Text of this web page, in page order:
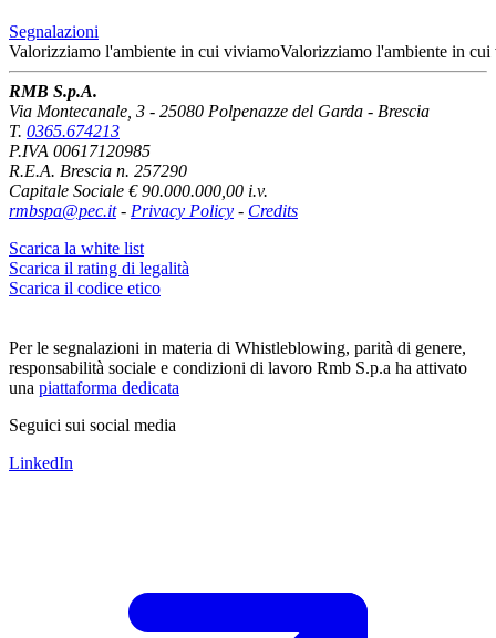
Segnalazioni
Valorizziamo l'ambiente in cui viviamoValorizziamo l'ambiente in cui
RMB S.p.A.
Via Montecanale, 3 - 25080 Polpenazze del Garda - Brescia
T. 0365.674213
P.IVA 00617120985
R.E.A. Brescia n. 257290
Capitale Sociale € 90.000.000,00 i.v.
rmbspa@pec.it- Privacy Policy - Credits
Scarica la white list
Scarica il rating di legalità
Scarica il codice etico
Per le segnalazioni in materia di Whistleblowing, parità di genere,
responsabilità sociale e condizioni di lavoro Rmb S.p.a ha attivato
una piattaforma dedicata
Seguici sui social media
LinkedIn